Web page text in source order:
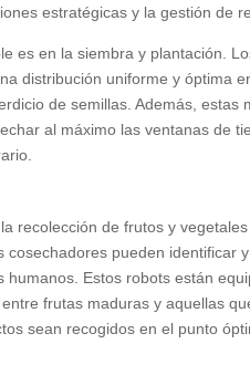
estratégicas y la gestión de
es en la siembra y plantación.
distribución uniforme y óptima
de semillas. Además, estas
al máximo las ventanas de
recolección de frutos y
pueden identificar
Estos robots están
frutas maduras y aquellas
sean recogidos en el punto